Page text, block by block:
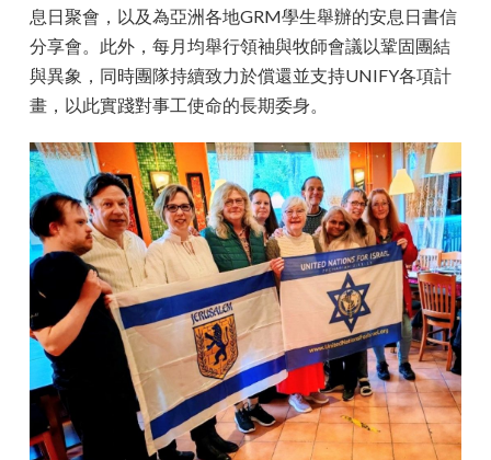
息日聚會，以及為亞洲各地GRM學生舉辦的安息日書信
分享會。此外，每月均舉行領袖與牧師會議以鞏固團結
與異象，同時團隊持續致力於償還並支持UNIFY各項計
畫，以此實踐對事工使命的長期委身。